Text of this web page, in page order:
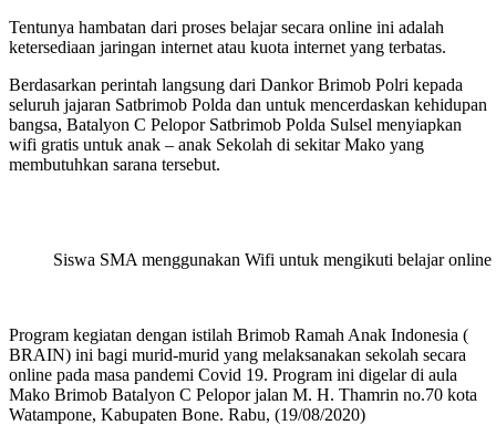
Tentunya hambatan dari proses belajar secara online ini adalah
ketersediaan jaringan internet atau kuota internet yang terbatas.
Berdasarkan perintah langsung dari Dankor Brimob Polri kepada
seluruh jajaran Satbrimob Polda dan untuk mencerdaskan kehidupan
bangsa, Batalyon C Pelopor Satbrimob Polda Sulsel menyiapkan
wifi gratis untuk anak – anak Sekolah di sekitar Mako yang
membutuhkan sarana tersebut.
Siswa SMA menggunakan Wifi untuk mengikuti belajar online
Program kegiatan dengan istilah Brimob Ramah Anak Indonesia (
BRAIN) ini bagi murid-murid yang melaksanakan sekolah secara
online pada masa pandemi Covid 19. Program ini digelar di aula
Mako Brimob Batalyon C Pelopor jalan M. H. Thamrin no.70 kota
Watampone, Kabupaten Bone. Rabu, (19/08/2020)